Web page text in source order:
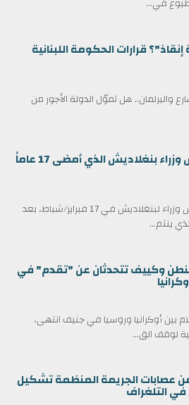
قرارات الحكومة اللبنانية
والبرلمان.. هل تموّل الدولة الأجور من
من هو طارق رحمن رئيس وزراء بنغلاديش الذي أمضى 17 عاماً
أدى طارق رحمن اليمين كرئيس وزراء لبنغلاديش في 17 فبراير/شباط، بعد
ينتم...
وكييف تتحدثان عن "تقدم" في
بين أوكرانيا وروسيا في جنيف انتهى،
لوقف الق...
من عصابات الجريمة المنظمة تشكيل
التلغراف